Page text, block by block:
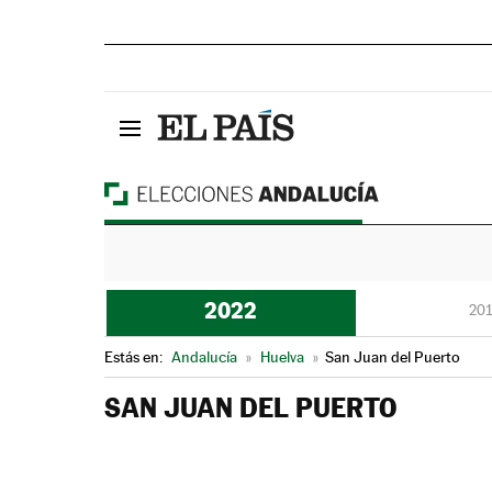
2022
Estás en: Andalucía » Huelva » San Juan del Puerto
SAN JUAN DEL PUERTO